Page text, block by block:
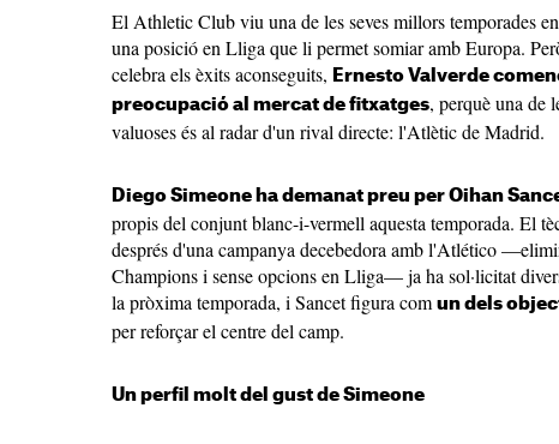
El Athletic Club viu una de les seves millors temporades
una posició en Lliga que li permet somiar amb Europa.
celebra els èxits aconseguits, Ernesto Valverde
preocupació al mercat de fitxatges, perquè una de
valuoses és al radar d'un rival directe: l'Atlètic de Madrid.
Diego Simeone ha demanat preu per Oihan
propis del conjunt blanc-i-vermell aquesta temporada. El
després d'una campanya decebedora amb l'Atlético
Champions i sense opcions en Lliga— ja ha sol·licitat
la pròxima temporada, i Sancet figura com un dels
per reforçar el centre del camp.
Un perfil molt del gust de Simeone